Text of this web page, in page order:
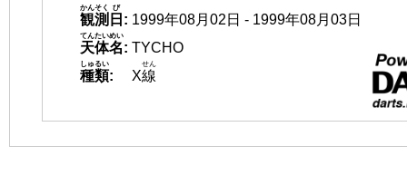
観測
かんそく
日
び
: 1999年08月02日 - 1999年08月03日
天体名
てんたいめい
: TYCHO
種類
しゅるい
: X線
せん